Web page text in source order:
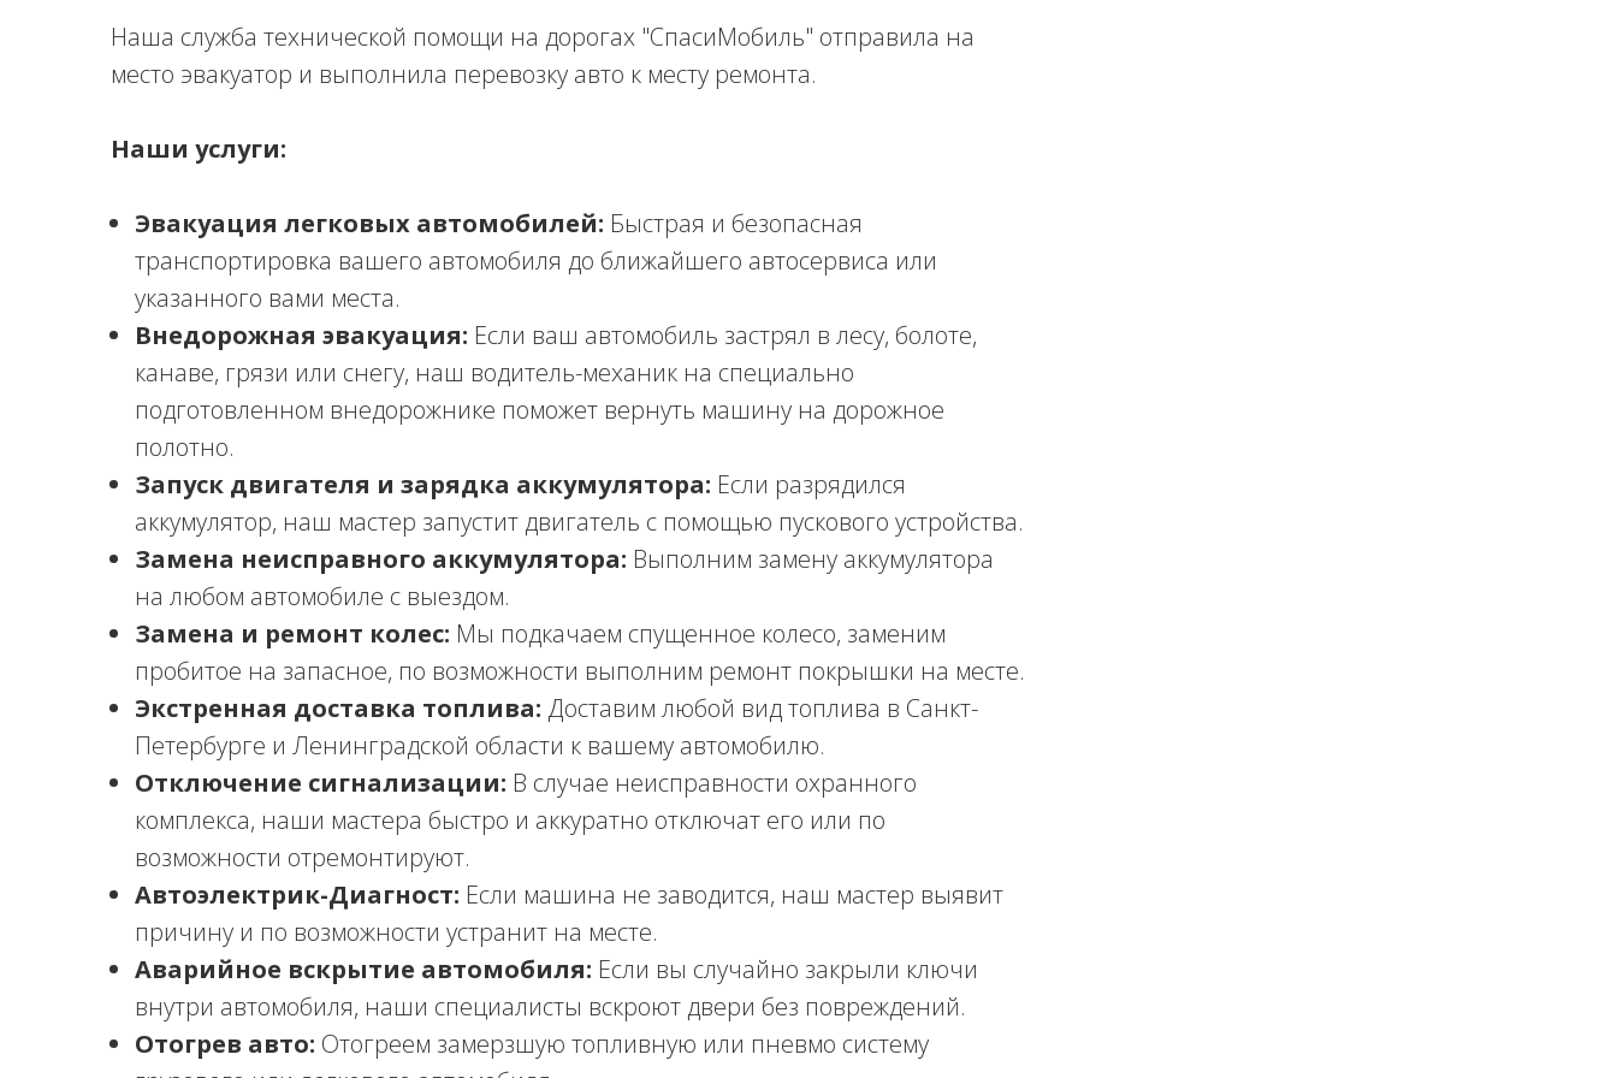
Наша служба технической помощи на дорогах "СпасиМобиль" отправила на
место эвакуатор и выполнила перевозку авто к месту ремонта.
Наши услуги:
Эвакуация легковых автомобилей: Быстрая и безопасная
транспортировка вашего автомобиля до ближайшего автосервиса или
указанного вами места.
Внедорожная эвакуация: Если ваш автомобиль застрял в лесу, болоте,
канаве, грязи или снегу, наш водитель-механик на специально
подготовленном внедорожнике поможет вернуть машину на дорожное
полотно.
Запуск двигателя и зарядка аккумулятора: Если разрядился
аккумулятор, наш мастер запустит двигатель с помощью пускового устройства.
Замена неисправного аккумулятора: Выполним замену аккумулятора
на любом автомобиле с выездом.
Замена и ремонт колес: Мы подкачаем спущенное колесо, заменим
пробитое на запасное, по возможности выполним ремонт покрышки на месте.
Экстренная доставка топлива: Доставим любой вид топлива в Санкт-
Петербурге и Ленинградской области к вашему автомобилю.
Отключение сигнализации: В случае неисправности охранного
комплекса, наши мастера быстро и аккуратно отключат его или по
возможности отремонтируют.
Автоэлектрик-Диагност: Если машина не заводится, наш мастер выявит
причину и по возможности устранит на месте.
Аварийное вскрытие автомобиля: Если вы случайно закрыли ключи
внутри автомобиля, наши специалисты вскроют двери без повреждений.
Отогрев авто: Отогреем замерзшую топливную или пневмо систему